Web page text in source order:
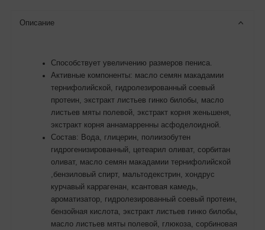
Описание
Способствует увеличению размеров пениса.
Активные компоненты: масло семян макадамии
тернифолийской, гидролезированный соевый
протеин, экстракт листьев гинко билобы, масло
листьев мяты полевой, экстракт корня женьшеня,
экстракт корня аннамарренны асфоделоидной.
Состав: Вода, глицерин, полиизобутен
гидрогенизированный, цетеарил оливат, сорбитан
оливат, масло семян макадамии тернифолийской
,бензиловый спирт, мальтодекстрин, хондрус
курчавый каррагенан, ксантовая камедь,
ароматизатор, гидролезированный соевый протеин,
бензойная кислота, экстракт листьев гинко билобы,
масло листьев мяты полевой, глюкоза, сорбиновая